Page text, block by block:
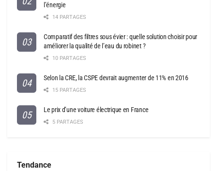
l’énergie
14 PARTAGES
Comparatif des filtres sous évier : quelle solution choisir pour
améliorer la qualité de l’eau du robinet ?
10 PARTAGES
Selon la CRE, la CSPE devrait augmenter de 11% en 2016
15 PARTAGES
Le prix d’une voiture électrique en France
5 PARTAGES
Tendance